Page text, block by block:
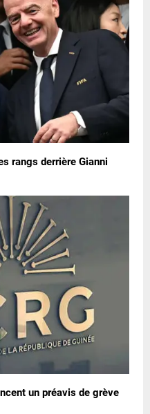
rangs derrière Gianni
un préavis de grève